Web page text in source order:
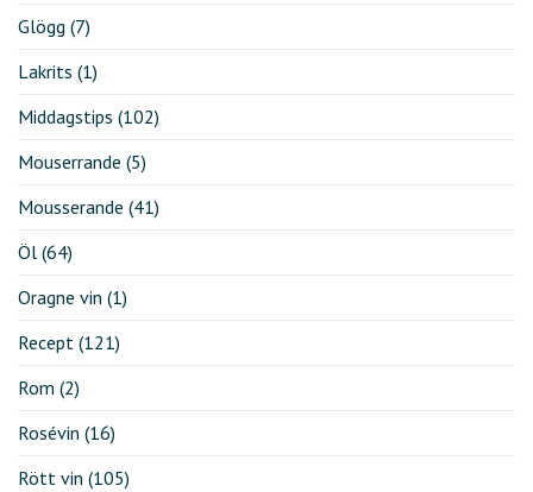
Glögg (7)
Lakrits (1)
Middagstips (102)
Mouserrande (5)
Mousserande (41)
Öl (64)
Oragne vin (1)
Recept (121)
Rom (2)
Rosévin (16)
Rött vin (105)